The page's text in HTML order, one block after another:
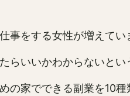
事をする女性が増えてい
らいいかわからないとい
家でできる副業を10種